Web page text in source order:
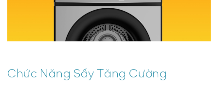
Chức Năng Sấy Tăng Cường